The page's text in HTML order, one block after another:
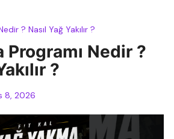
? Nasıl Yağ Yakılır ?
Programı Nedir ?
?
8, 2026